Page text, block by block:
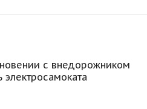
с внедорожником
электросамоката